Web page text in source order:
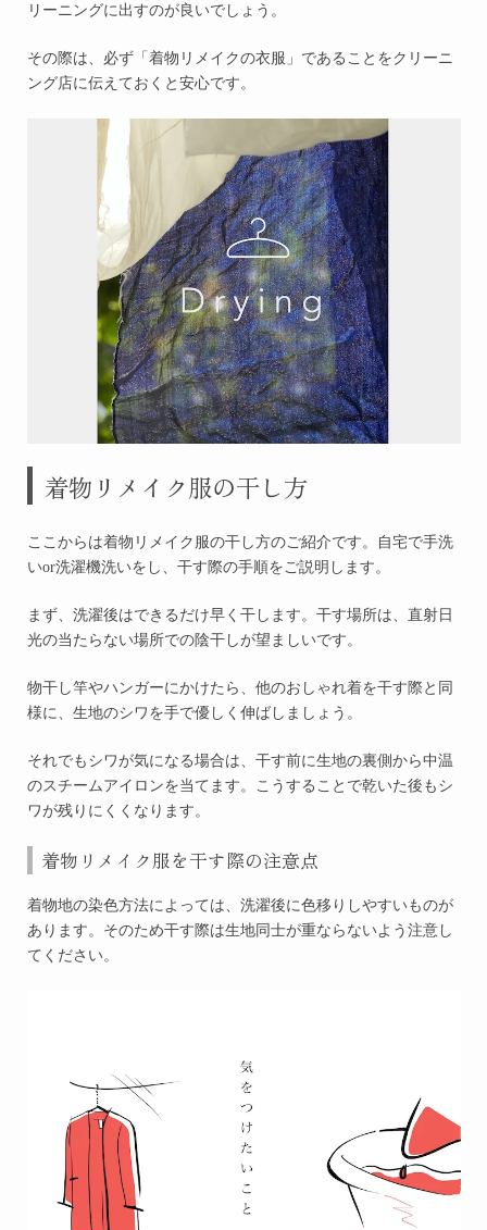
リーニングに出すのが良いでしょう。
その際は、必ず「着物リメイクの衣服」であることをクリーニ
ング店に伝えておくと安心です。
着物リメイク服の干し方
ここからは着物リメイク服の干し方のご紹介です。自宅で手洗
いor洗濯機洗いをし、干す際の手順をご説明します。
まず、 洗濯後はできるだけ早く干します。 干す場所は、直射日
光の当たらない場所での陰干しが望ましいです。
物干し竿やハンガーにかけたら、他のおしゃれ着を干す際と同
様に、生地のシワを手で優しく伸ばしましょう。
それでもシワが気になる場合は、干す前に生地の裏側から中温
のスチームアイロンを当てます。こうすることで乾いた後もシ
ワが残りにくくなります。
着物リメイク服を干す際の注意点
着物地の染色方法によっては、洗濯後に色移りしやすいものが
あります。そのため干す際は生地同士が重ならないよう注意し
てください。